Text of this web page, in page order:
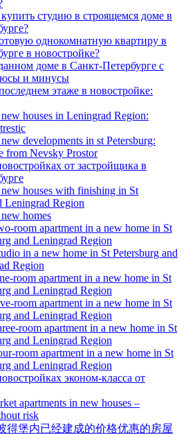
студию в строящемся доме в
однокомнатную квартиру в
в новостройке?
доме в Санкт-Петербурге с
и минусы
этаже в новостройке:
houses in Leningrad Region:
developments in st Petersburg:
from Nevsky Prostor
от застройщика в
houses with finishing in St
Leningrad Region
homes
room apartment in a new home in St
and Leningrad Region
in a new home in St Petersburg and
Region
room apartment in a new home in St
and Leningrad Region
room apartment in a new home in St
and Leningrad Region
room apartment in a new home in St
and Leningrad Region
room apartment in a new home in St
and Leningrad Region
эконом-класса от
apartments in new houses –
risk
得堡内已经建成的价格优惠的房屋